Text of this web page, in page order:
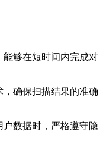
程与帮助文档，帮助
够在短时间内完成对
确保扫描结果的准确
数据时，严格遵守隐